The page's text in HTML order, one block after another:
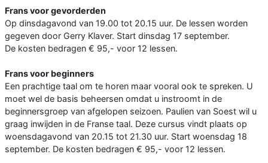
Frans voor gevorderden
Op dinsdagavond van 19.00 tot 20.15 uur. De lessen worden
gegeven door Gerry Klaver. Start dinsdag 17 september.
De kosten bedragen € 95,- voor 12 lessen.
Frans voor beginners
Een prachtige taal om te horen maar vooral ook te spreken. U
moet wel de basis beheersen omdat u instroomt in de
beginnersgroep van afgelopen seizoen. Paulien van Soest wil u
graag inwijden in de Franse taal. Deze cursus vindt plaats op
woensdagavond van 20.15 tot 21.30 uur. Start woensdag 18
september. De kosten bedragen € 95,- voor 12 lessen.